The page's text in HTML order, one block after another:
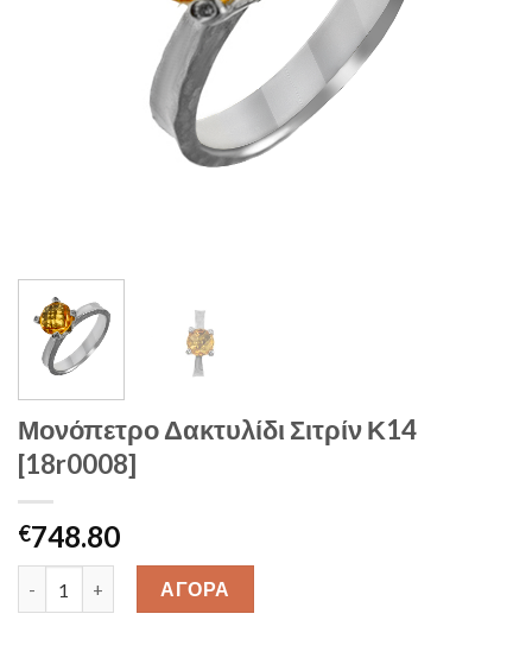
Μονόπετρο Δακτυλίδι Σιτρίν Κ14
[18r0008]
€748.80
Μονόπετρο Δακτυλίδι Σιτρίν Κ14 [18r0008] quantity
ΑΓΟΡΑ